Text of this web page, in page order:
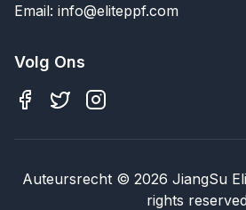
Email: info@eliteppf.com
Volg Ons
Auteursrecht © 2026 JiangSu
rights